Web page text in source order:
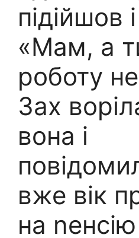
підійшов
«Мам, а
роботу
Зах
вона і
вже вік
на